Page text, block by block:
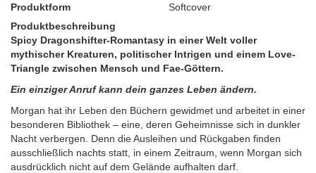
Produktform
Softcover
Produktbeschreibung
Spicy Dragonshifter-Romantasy in einer Welt voller
mythischer Kreaturen, politischer Intrigen und einem Love-
Triangle zwischen Mensch und Fae-Göttern.
Ein einziger Anruf kann dein ganzes Leben ändern.
Morgan hat ihr Leben den Büchern gewidmet und arbeitet in einer
besonderen Bibliothek – eine, deren Geheimnisse sich in dunkler
Nacht verbergen. Denn die Ausleihen und Rückgaben finden
ausschließlich nachts statt, in einem Zeitraum, wenn Morgan sich
ausdrücklich nicht auf dem Gelände aufhalten darf.